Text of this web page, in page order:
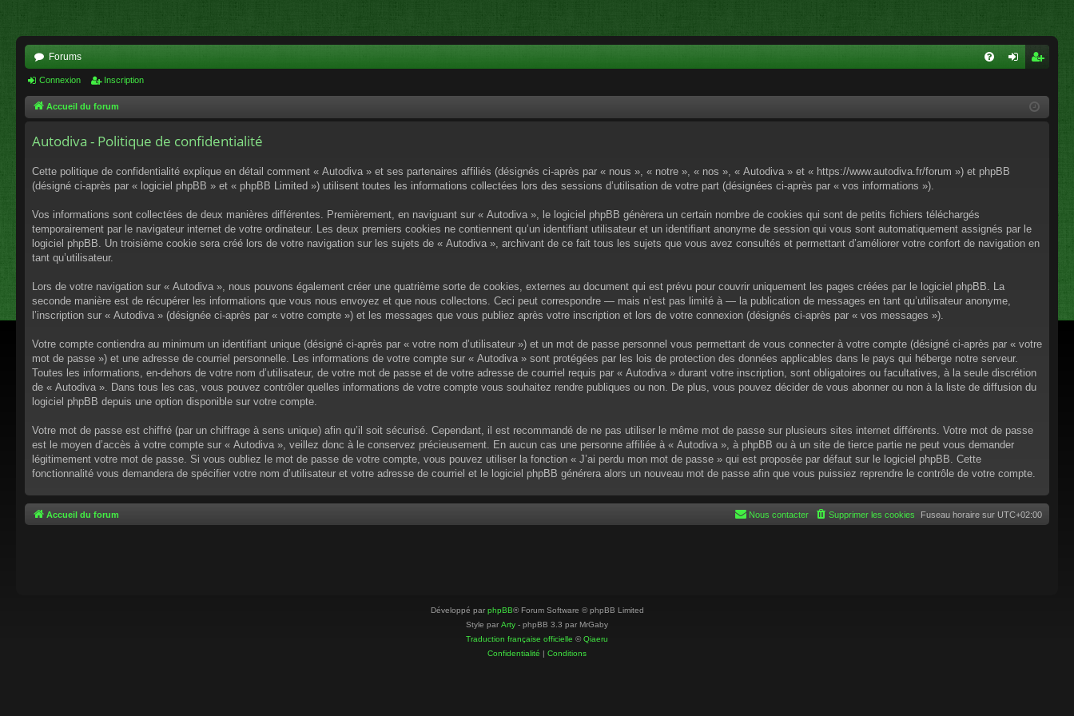
Forums
cri
Connexion Inscription
Accueil du forum
Autodiva - Politique de confidentialité
Cette politique de confidentialité explique en détail comment « Autodiva » et ses partenaires affiliés (désignés ci-après par « nous », « notre », « nos », « Autodiva » et « https://www.autodiva.fr/forum ») et phpBB
(désigné ci-après par « logiciel phpBB » et « phpBB Limited ») utilisent toutes les informations collectées lors des sessions d’utilisation de votre part (désignées ci-après par « vos informations »).
Vos informations sont collectées de deux manières différentes. Premièrement, en naviguant sur « Autodiva », le logiciel phpBB génèrera un certain nombre de cookies qui sont de petits fichiers téléchargés
temporairement par le navigateur internet de votre ordinateur. Les deux premiers cookies ne contiennent qu’un identifiant utilisateur et un identifiant anonyme de session qui vous sont automatiquement assignés par le
logiciel phpBB. Un troisième cookie sera créé lors de votre navigation sur les sujets de « Autodiva », archivant de ce fait tous les sujets que vous avez consultés et permettant d’améliorer votre confort de navigation en
tant qu’utilisateur.
Lors de votre navigation sur « Autodiva », nous pouvons également créer une quatrième sorte de cookies, externes au document qui est prévu pour couvrir uniquement les pages créées par le logiciel phpBB. La
seconde manière est de récupérer les informations que vous nous envoyez et que nous collectons. Ceci peut correspondre — mais n’est pas limité à — la publication de messages en tant qu’utilisateur anonyme,
l’inscription sur « Autodiva » (désignée ci-après par « votre compte ») et les messages que vous publiez après votre inscription et lors de votre connexion (désignés ci-après par « vos messages »).
Votre compte contiendra au minimum un identifiant unique (désigné ci-après par « votre nom d’utilisateur ») et un mot de passe personnel vous permettant de vous connecter à votre compte (désigné ci-après par « votre
mot de passe ») et une adresse de courriel personnelle. Les informations de votre compte sur « Autodiva » sont protégées par les lois de protection des données applicables dans le pays qui héberge notre serveur.
Toutes les informations, en-dehors de votre nom d’utilisateur, de votre mot de passe et de votre adresse de courriel requis par « Autodiva » durant votre inscription, sont obligatoires ou facultatives, à la seule discrétion
de « Autodiva ». Dans tous les cas, vous pouvez contrôler quelles informations de votre compte vous souhaitez rendre publiques ou non. De plus, vous pouvez décider de vous abonner ou non à la liste de diffusion du
logiciel phpBB depuis une option disponible sur votre compte.
Votre mot de passe est chiffré (par un chiffrage à sens unique) afin qu’il soit sécurisé. Cependant, il est recommandé de ne pas utiliser le même mot de passe sur plusieurs sites internet différents. Votre mot de passe
est le moyen d’accès à votre compte sur « Autodiva », veillez donc à le conservez précieusement. En aucun cas une personne affiliée à « Autodiva », à phpBB ou à un site de tierce partie ne peut vous demander
légitimement votre mot de passe. Si vous oubliez le mot de passe de votre compte, vous pouvez utiliser la fonction « J’ai perdu mon mot de passe » qui est proposée par défaut sur le logiciel phpBB. Cette
fonctionnalité vous demandera de spécifier votre nom d’utilisateur et votre adresse de courriel et le logiciel phpBB générera alors un nouveau mot de passe afin que vous puissiez reprendre le contrôle de votre compte.
Accueil du forum Fuseau horaire sur UTC+02:00
Supprimer les cookies
Nous contacter
Développé par phpBB® Forum Software © phpBB Limited
Style par Arty - phpBB 3.3 par MrGaby
Traduction française officielle ©Qiaeru
Confidentialité | Conditions